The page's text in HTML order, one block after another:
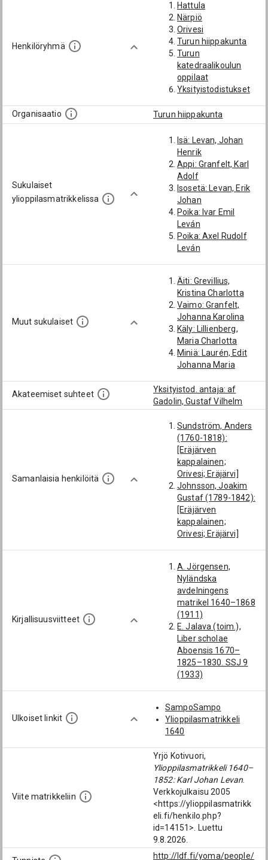
Henkilöryhmä
Hattula
Närpiö
Orivesi
Turun hiippakunta
Turun
katedraalikoulun
oppilaat
Yksityistodistukset
Organisaatio Turun hiippakunta
Sukulaiset
ylioppilasmatrikkelissa
Isä: Levan, Johan
Henrik
Appi: Granfelt, Karl
Adolf
Isosetä: Levan, Erik
Johan
Poika: Ivar Emil
Leván
Poika: Axel Rudolf
Leván
Muut sukulaiset
Äiti: Grevillius,
Kristina Charlotta
Vaimo: Granfelt,
Johanna Karolina
Käly: Lillienberg,
Maria Charlotta
Miniä: Laurén, Edit
Johanna Maria
Akateemiset suhteet
Yksityistod. antaja: af
Gadolin, Gustaf Vilhelm
Samanlaisia henkilöitä
Sundström, Anders
(1760-1818):
[Eräjärven
kappalainen;
Orivesi; Eräjärvi]
Johnsson, Joakim
Gustaf (1789-1842):
[Eräjärven
kappalainen;
Orivesi; Eräjärvi]
[Eräjärven
kappalainen;
Orivesi; Eräjärvi]
Lindroos, Fredrik
(1846-1887):
[Eräjärven
kappalainen;
Orivesi; Eräjärvi]
Holmius, Jakob
(1631-1697):
[Närpiön
Wänman, Karl
Vilhelm (1764-
1850): [Närpiön
kappalainen; Närpiö]
Kaija (→ Kajanen),
Jaakko (Jakob)
(1847-1917):
[Eräjärven
kappalainen;
Orivesi; Eräjärvi]
Ahonius, Frans
Edvin (1829-1866):
[Eräjärven
Kirjallisuusviitteet
A. Jörgensen,
Nyländska
avdelningens
matrikel 1640–1868
(1911)
E. Jalava (toim.),
Liber scholae
Aboensis 1670–
1825–1830. SSJ 9
(1933)
KA Collianderin
kokoelma, Suomen
kirkon
paimenmuisto
Sursillin suku (täyd.
ja toim. E. Kojonen,
1971)
TMA Turun
tuomiokapituli,
Papiksi vihityt
1752–1954
Ulkoiset linkit
SampoSampo
Ylioppilasmatrikkeli
1640
Viite matrikkeliin
Yrjö Kotivuori,
Ylioppilasmatrikkeli 1640–
1852: Karl Johan Levan
Verkkojulkaisu 2005
<https://ylioppilasmatrikk
eli.fi/henkilo.php?
id=14151>. Luettu
9.8.2026.
http://ldf.fi/yoma/people/